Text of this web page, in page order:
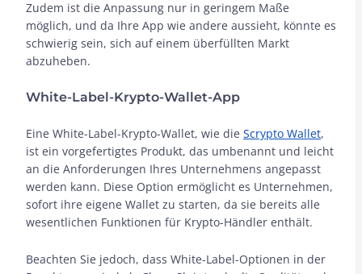
Zudem ist die Anpassung nur in geringem Maße
möglich, und da Ihre App wie andere aussieht, könnte es
schwierig sein, sich auf einem überfüllten Markt
abzuheben.
White-Label-Krypto-Wallet-App
Eine White-Label-Krypto-Wallet, wie die Scrypto Wallet,
ist ein vorgefertigtes Produkt, das umbenannt und leicht
an die Anforderungen Ihres Unternehmens angepasst
werden kann. Diese Option ermöglicht es Unternehmen,
sofort ihre eigene Wallet zu starten, da sie bereits alle
wesentlichen Funktionen für Krypto-Händler enthält.
Beachten Sie jedoch, dass White-Label-Optionen in der